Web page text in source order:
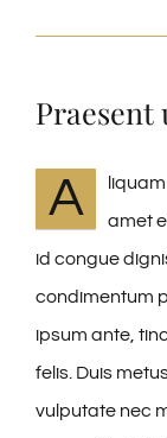
CONTACT
Praesent
A
amet
id congue
condimentum
ipsum ante,
felis. Duis
vulputate nec